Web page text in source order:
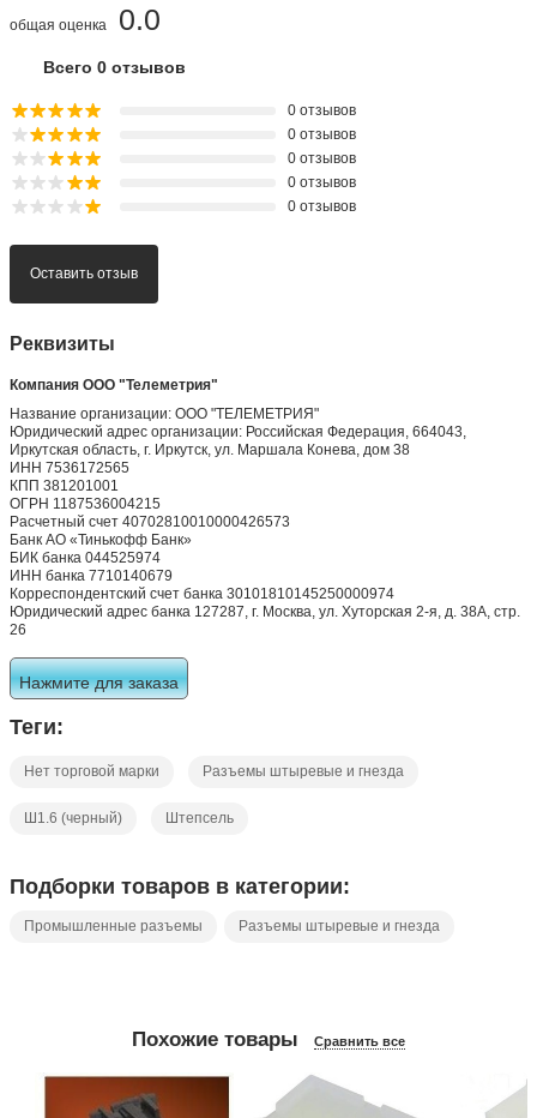
0.0
общая оценка
Всего 0 отзывов
0 отзывов
0 отзывов
0 отзывов
0 отзывов
0 отзывов
Оставить отзыв
Реквизиты
Компания ООО "Телеметрия"
Название организации: ООО "ТЕЛЕМЕТРИЯ"
Юридический адрес организации: Российская Федерация, 664043,
Иркутская область, г. Иркутск, ул. Маршала Конева, дом 38
ИНН 7536172565
КПП 381201001
ОГРН 1187536004215
Расчетный счет 40702810010000426573
Банк АО «Тинькофф Банк»
БИК банка 044525974
ИНН банка 7710140679
Корреспондентский счет банка 30101810145250000974
Юридический адрес банка 127287, г. Москва, ул. Хуторская 2-я, д. 38А, стр.
26
Нажмите для заказа
Теги:
Нет торговой марки Разъемы штыревые и гнезда
Ш1.6 (черный) Штепсель
Подборки товаров в категории:
Промышленные разъемы Разъемы штыревые и гнезда
Похожие товары Сравнить все